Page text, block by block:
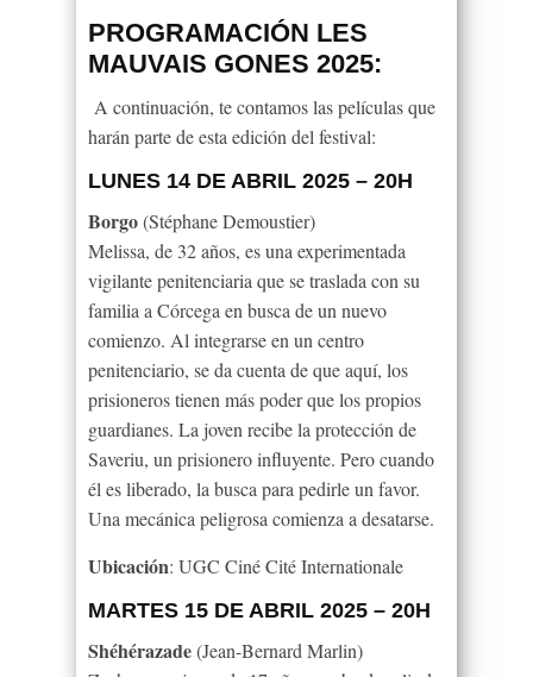
PROGRAMACIÓN LES
MAUVAIS GONES 2025:
A continuación, te contamos las películas que
harán parte de esta edición del festival:
LUNES 14 DE ABRIL 2025 – 20H
Borgo(Stéphane Demoustier)
Melissa, de 32 años, es una experimentada
vigilante penitenciaria que se traslada con su
familia a Córcega en busca de un nuevo
comienzo. Al integrarse en un centro
penitenciario, se da cuenta de que aquí, los
prisioneros tienen más poder que los propios
guardianes. La joven recibe la protección de
Saveriu, un prisionero influyente. Pero cuando
él es liberado, la busca para pedirle un favor.
Una mecánica peligrosa comienza a desatarse.
Ubicación: UGC Ciné Cité Internationale
MARTES 15 DE ABRIL 2025 – 20H
Shéhérazade(Jean-Bernard Marlin)